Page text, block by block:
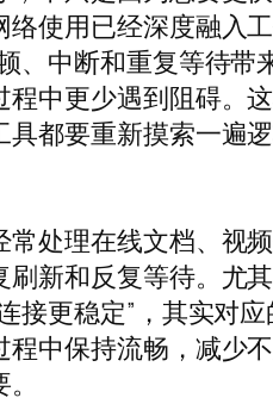
使用已经深度融入
、中断和重复等待带
中更少遇到阻碍。
都要重新摸索一遍
处理在线文档、视
新和反复等待。尤
接更稳定”，其实对
中保持流畅，减少不